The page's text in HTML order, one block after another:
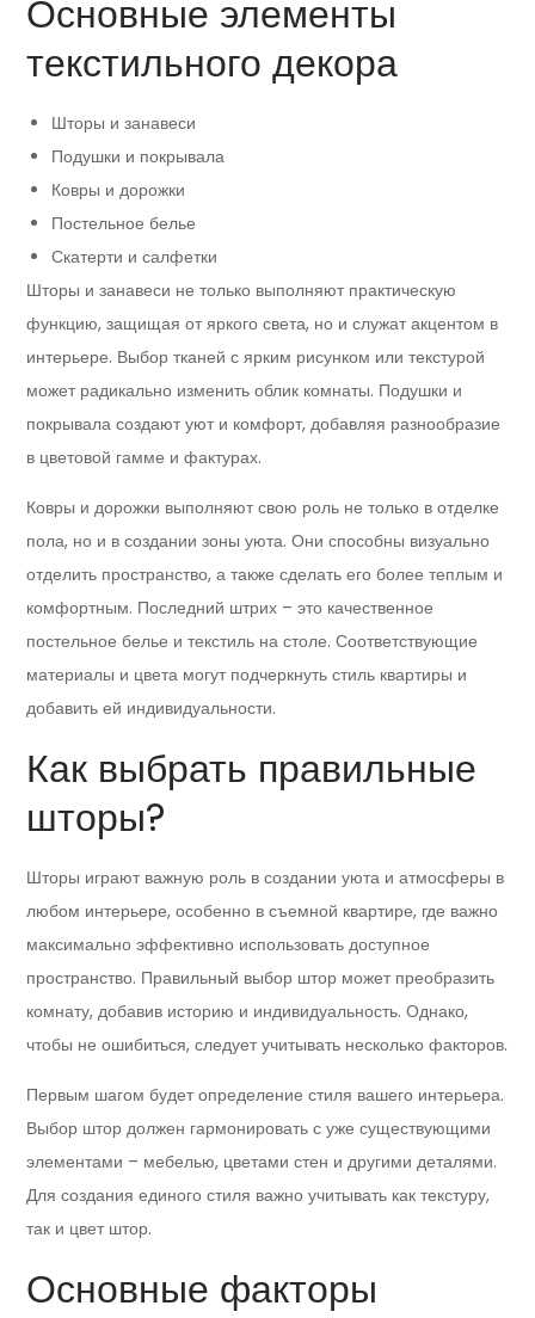
Основные элементы
текстильного декора
Шторы и занавеси
Подушки и покрывала
Ковры и дорожки
Постельное белье
Скатерти и салфетки
Шторы и занавеси не только выполняют практическую
функцию, защищая от яркого света, но и служат акцентом в
интерьере. Выбор тканей с ярким рисунком или текстурой
может радикально изменить облик комнаты. Подушки и
покрывала создают уют и комфорт, добавляя разнообразие
в цветовой гамме и фактурах.
Ковры и дорожки выполняют свою роль не только в отделке
пола, но и в создании зоны уюта. Они способны визуально
отделить пространство, а также сделать его более теплым и
комфортным. Последний штрих – это качественное
постельное белье и текстиль на столе. Соответствующие
материалы и цвета могут подчеркнуть стиль квартиры и
добавить ей индивидуальности.
Как выбрать правильные
шторы?
Шторы играют важную роль в создании уюта и атмосферы в
любом интерьере, особенно в съемной квартире, где важно
максимально эффективно использовать доступное
пространство. Правильный выбор штор может преобразить
комнату, добавив историю и индивидуальность. Однако,
чтобы не ошибиться, следует учитывать несколько факторов.
Первым шагом будет определение стиля вашего интерьера.
Выбор штор должен гармонировать с уже существующими
элементами – мебелью, цветами стен и другими деталями.
Для создания единого стиля важно учитывать как текстуру,
так и цвет штор.
Основные факторы